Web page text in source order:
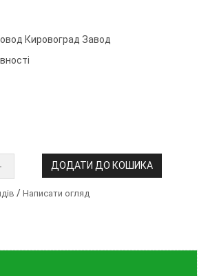
Кировоград Завод
ДОДАТИ ДО КОШИКА
/ Написати огляд